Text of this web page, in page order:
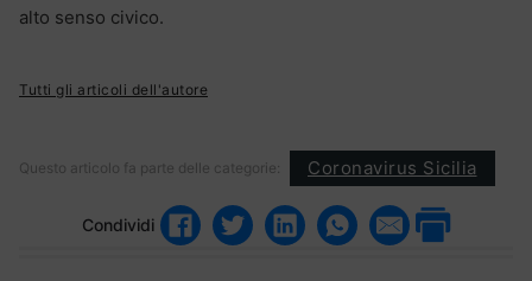
alto senso civico.
Tutti gli articoli dell'autore
Questo articolo fa parte delle categorie: Coronavirus Sicilia
Condividi